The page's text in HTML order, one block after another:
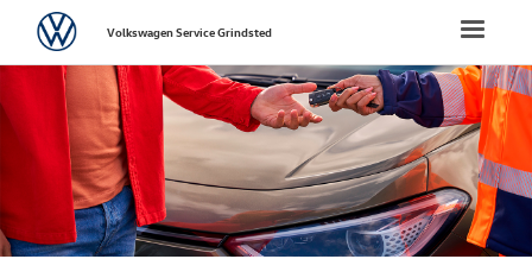
FORSIDE
BRUGTE BILER
VÆRKSTED
Toggle
VolkswagenVolkswagen Service Grindsted